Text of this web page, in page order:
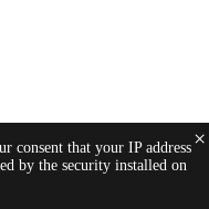
consent that your IP address
by the security installed on
×